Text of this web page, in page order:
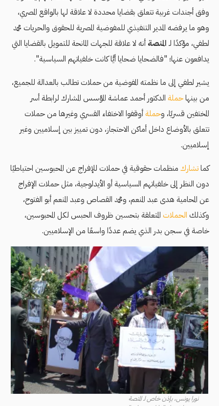
وفق أجندات غربية تتعلق بقضايا محددة لا علاقة لها بالواقع المصري،
وهو ما يرفضه المدير التنفيذي للمفوضية المصرية للحقوق والحريات محمد
لطفي، مؤكدًا لـ المنصة أنه لا علاقة للجهات المانحة للتمويل بالقضايا التي
يدافعون عنها؛ "فالضحايا ضحايا أيًّا كانت خلفياتهم السياسية".
يشير لطفي إلى ما نظمته المفوضية من حملات تطالب بالعدالة للجميع،
من بينهاحملة الدكتور أحمد عماشة المؤسس المشارك لرابطة أسر
المختفين قسريًا، وحملة أوقفوا الاختفاء القسري وغيرها من حملات
تتعلق بالأوضاع داخل أماكن الاحتجاز، دون تمييز بين إسلاميين وغير
إسلاميين.
كماتشارك منظمات حقوقية في حملات للإفراج عن المحبوسين احتياطيًا
دون النظر إلى خلفياتهم السياسية أو الأيدلوجية، مثل حملات الإفراج
عن المحامية هدى عبد المنعم، ومحمد القصاص وعبد المنعم أبو الفتوح،
وكذلك الحملات المتعلقة بتحسين ظروف الحبس لكل المحبوسين،
خاصة في سجن بدر الذي يضم عددًا واسعًا من الإسلاميين.
نورا يونس، بإذن خاص لـ المنصة